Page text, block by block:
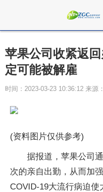
苹果公司收紧返
定可能被解雇
时间：2023-03-23 10:36:12 来源
(资料图片仅供参考)
据报道，苹果公司
次的亲自出勤，从而加
COVID-19大流行病迫